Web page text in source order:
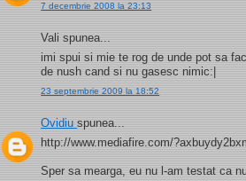
7 decembrie 2008 la 23:13
Vali spunea...
imi spui si mie te rog de unde pot sa
de nush cand si nu gasesc nimic:|
23 septembrie 2009 la 18:52
Ovidiuspunea...
http://www.mediafire.com/
Sper sa mearga, eu nu l-am testat ca